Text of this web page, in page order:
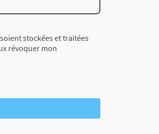
stockées et traitées
révoquer mon